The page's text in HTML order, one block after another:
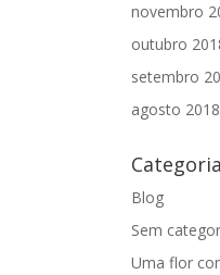
novembro
outubro
setembro
agosto 2018
Blog
Sem
Uma flor